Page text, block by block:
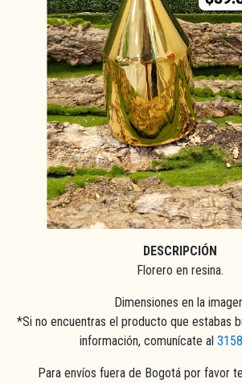
DESCRIPCIÓN
Florero en resina.
Dimensiones en la
*Si no encuentras el producto que estabas
información, comunícate al
Para envíos fuera de Bogotá por favor